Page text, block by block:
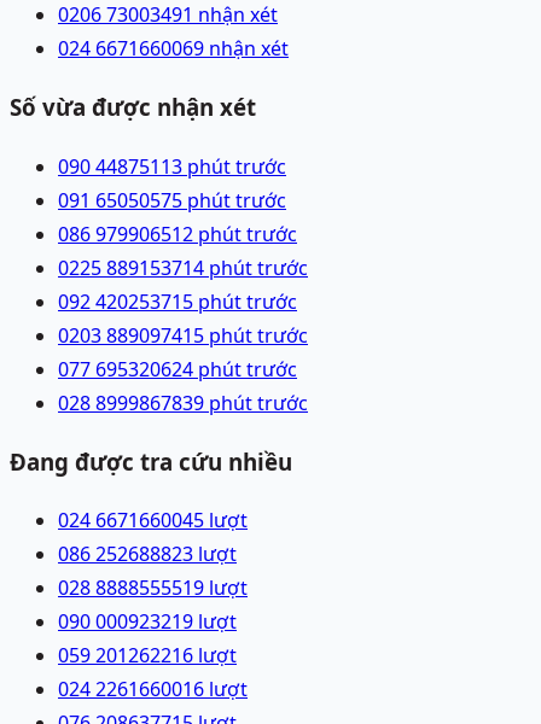
0206 73003491 nhận xét
024 6671660069 nhận xét
Số vừa được nhận xét
090 44875113 phút trước
091 65050575 phút trước
086 979906512 phút trước
0225 889153714 phút trước
092 420253715 phút trước
0203 889097415 phút trước
077 695320624 phút trước
028 8999867839 phút trước
Đang được tra cứu nhiều
024 6671660045 lượt
086 252688823 lượt
028 8888555519 lượt
090 000923219 lượt
059 201262216 lượt
024 2261660016 lượt